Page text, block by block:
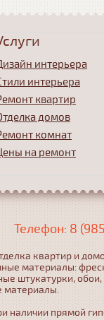
интерьера
интерьера
квартир
домов
комнат
на ремонт
Телефон: 8
квартир и
материалы:
штукатурки,
материалы.
наличии прямой